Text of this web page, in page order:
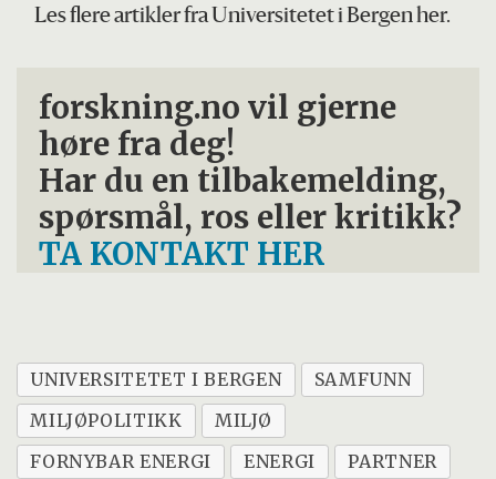
Les flere artikler fra Universitetet i Bergen her.
forskning.no vil gjerne
høre fra deg!
Har du en tilbakemelding,
spørsmål, ros eller kritikk?
TA KONTAKT HER
UNIVERSITETET I BERGEN
SAMFUNN
MILJØPOLITIKK
MILJØ
FORNYBAR ENERGI
ENERGI PARTNER